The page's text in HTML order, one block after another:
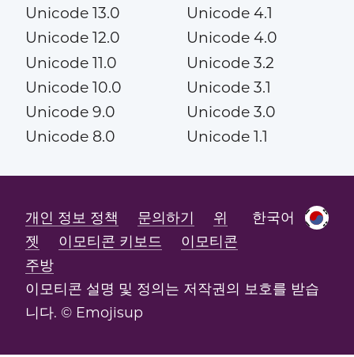
Unicode 13.0
Unicode 12.0
Unicode 11.0
Unicode 10.0
Unicode 9.0
Unicode 8.0
Unicode 4.1
Unicode 4.0
Unicode 3.2
Unicode 3.1
Unicode 3.0
Unicode 1.1
한국어
개인 정보 정책 문의하기
위
젯
이모티콘 키보드
이모티콘
주방
이모티콘 설명 및 정의는 저작권의 보호를 받습
니다. © Emojisup